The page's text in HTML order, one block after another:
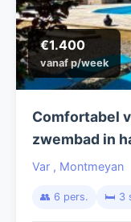
€1.400
vanaf p/week
Comfortabel
zwembad in
dichtbij
Var , Montmeyan
👥 6 pers. 🛏️ 3